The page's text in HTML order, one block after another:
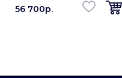
56 700p.